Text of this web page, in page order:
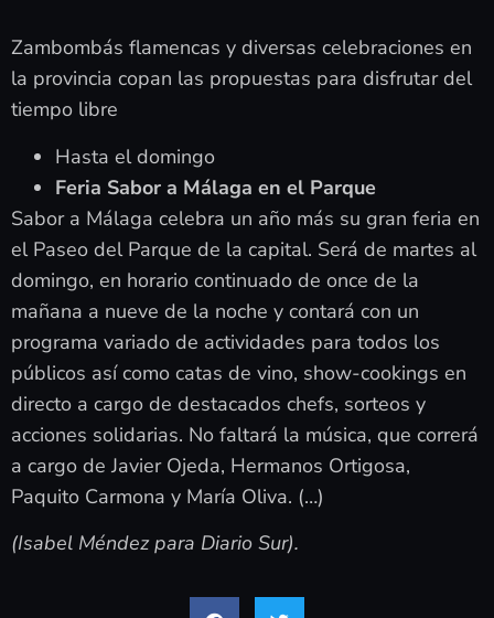
Zambombás flamencas y diversas celebraciones en
la provincia copan las propuestas para disfrutar del
tiempo libre
Hasta el domingo
Feria Sabor a Málaga en el Parque
Sabor a Málaga celebra un año más su gran feria en
el Paseo del Parque de la capital. Será de martes al
domingo, en horario continuado de once de la
mañana a nueve de la noche y contará con un
programa variado de actividades para todos los
públicos así como catas de vino, show-cookings en
directo a cargo de destacados chefs, sorteos y
acciones solidarias. No faltará la música, que correrá
a cargo de Javier Ojeda, Hermanos Ortigosa,
Paquito Carmona y María Oliva. (…)
(Isabel Méndez para Diario Sur).